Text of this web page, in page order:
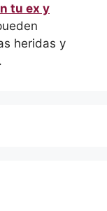
tu ex y
heridas y